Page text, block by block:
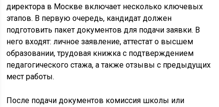
директора в Москве включает несколько ключевых
этапов. В первую очередь, кандидат должен
подготовить пакет документов для подачи заявки. В
него входят: личное заявление, аттестат о высшем
образовании, трудовая книжка с подтверждением
педагогического стажа, а также отзывы с предыдущих
мест работы.
После подачи документов комиссия школы или